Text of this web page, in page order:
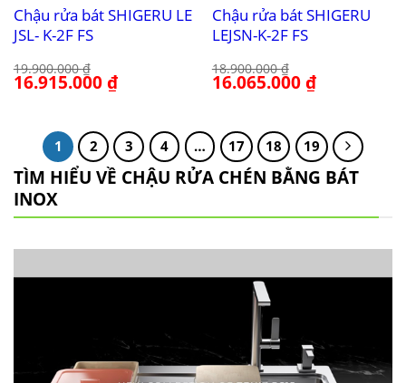
Chậu rửa bát SHIGERU LE
JSL- K-2F FS
19.900.000₫
Giá
gốc
16.915.000₫Giá
hiện
Chậu rửa bát SHIGERU
LEJSN-K-2F FS
18.900.000₫
Giá
gốc
16.065.000₫Giá
hiện
1 2 3 4 … 17 18 19
TÌM HIỂU VỀ CHẬU RỬA CHÉN BẰNG BÁT
INOX